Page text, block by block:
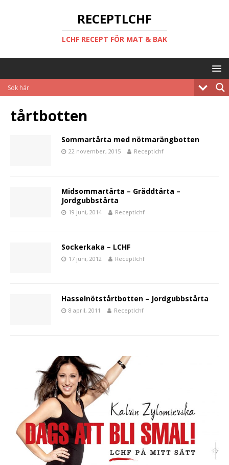
RECEPTLCHF
LCHF RECEPT FÖR MAT & BAK
tårtbotten
Sommartårta med nötmarängbotten
22 november, 2015 Receptlchf
Midsommartårta – Gräddtårta –
Jordgubbstårta
19 juni, 2014 Receptlchf
Sockerkaka – LCHF
17 juni, 2012 Receptlchf
Hasselnötstårtbotten – Jordgubbstårta
8 april, 2011 Receptlchf